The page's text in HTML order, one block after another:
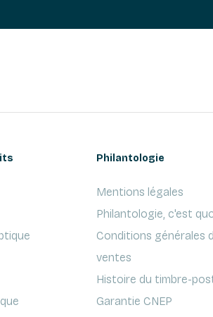
Philantologie
Mentions légales
Philantologie, c'est
Conditions générales
ventes
Histoire du timbre-
Garantie CNEP